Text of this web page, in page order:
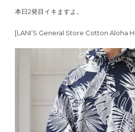
本日2発目イキますよ。
[LANI’S General Store Cotton Aloha